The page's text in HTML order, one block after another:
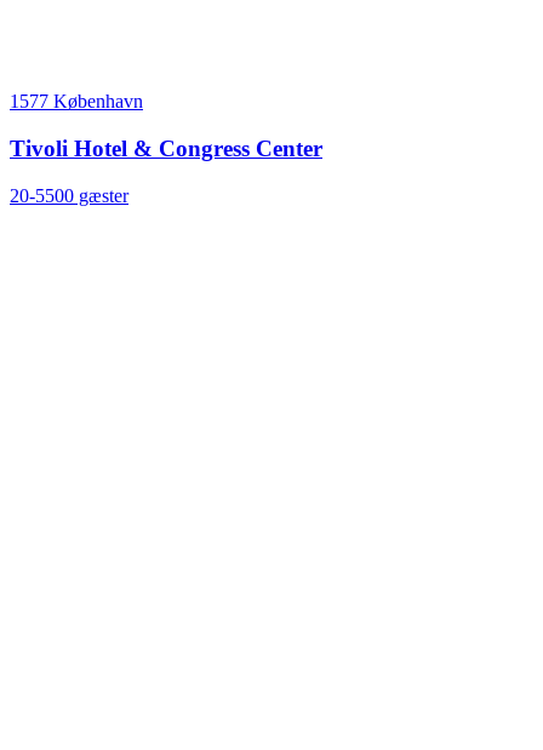
1577 København
Tivoli Hotel & Congress Center
20-5500 gæster